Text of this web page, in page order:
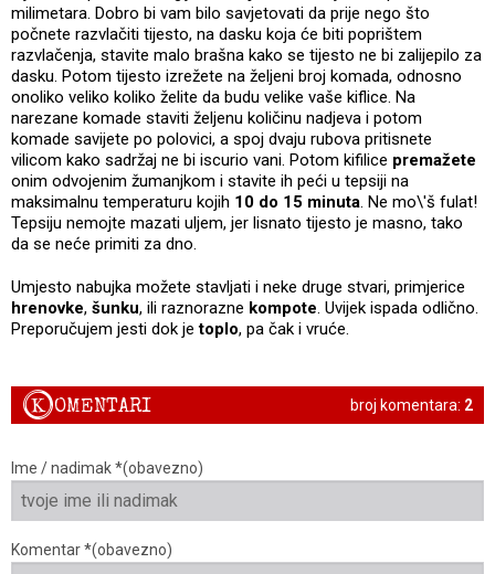
milimetara. Dobro bi vam bilo savjetovati da prije nego što
počnete razvlačiti tijesto, na dasku koja će biti poprištem
razvlačenja, stavite malo brašna kako se tijesto ne bi zalijepilo za
dasku. Potom tijesto izrežete na željeni broj komada, odnosno
onoliko veliko koliko želite da budu velike vaše kiflice. Na
narezane komade staviti željenu količinu nadjeva i potom
komade savijete po polovici, a spoj dvaju rubova pritisnete
vilicom kako sadržaj ne bi iscurio vani. Potom kifilice premažete
onim odvojenim žumanjkom i stavite ih peći u tepsiji na
maksimalnu temperaturu kojih 10 do 15 minuta. Ne mo\'š fulat!
Tepsiju nemojte mazati uljem, jer lisnato tijesto je masno, tako
da se neće primiti za dno.
Umjesto nabujka možete stavljati i neke druge stvari, primjerice
hrenovke, šunku, ili raznorazne kompote. Uvijek ispada odlično.
Preporučujem jesti dok jetoplo, pa čak i vruće.
broj komentara: 2
KOMENTARI
Ime / nadimak *(obavezno)
Komentar *(obavezno)